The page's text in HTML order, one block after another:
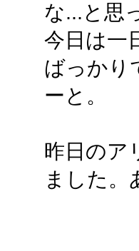
な...と思
今日は一
ばっかり
ーと。
昨日のア
ました。